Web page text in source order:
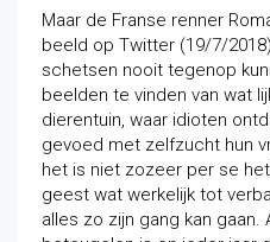
Maar de Franse renner
beeld op Twitter (19/7/
schetsen nooit tegenop
beelden te vinden van wat
dierentuin, waar idioten
gevoed met zelfzucht hun
het is niet zozeer per se
geest wat werkelijk tot
alles zo zijn gang kan